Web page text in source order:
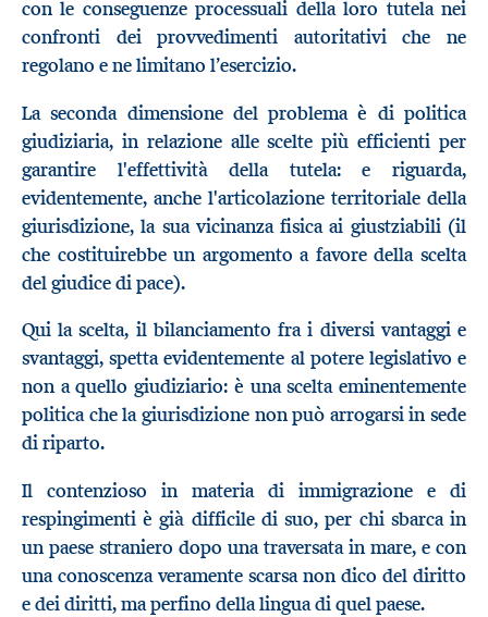
con le conseguenze processuali della loro tutela nei
confronti dei provvedimenti autoritativi che ne
regolano e ne limitano l’esercizio.
La seconda dimensione del problema è di politica
giudiziaria, in relazione alle scelte più efficienti per
garantire l'effettività della tutela: e riguarda,
evidentemente, anche l'articolazione territoriale della
giurisdizione, la sua vicinanza fisica ai giustziabili (il
che costituirebbe un argomento a favore della scelta
del giudice di pace).
Qui la scelta, il bilanciamento fra i diversi vantaggi e
svantaggi, spetta evidentemente al potere legislativo e
non a quello giudiziario: è una scelta eminentemente
politica che la giurisdizione non può arrogarsi in sede
di riparto.
Il contenzioso in materia di immigrazione e di
respingimenti è già difficile di suo, per chi sbarca in
un paese straniero dopo una traversata in mare, e con
una conoscenza veramente scarsa non dico del diritto
e dei diritti, ma perfino della lingua di quel paese.